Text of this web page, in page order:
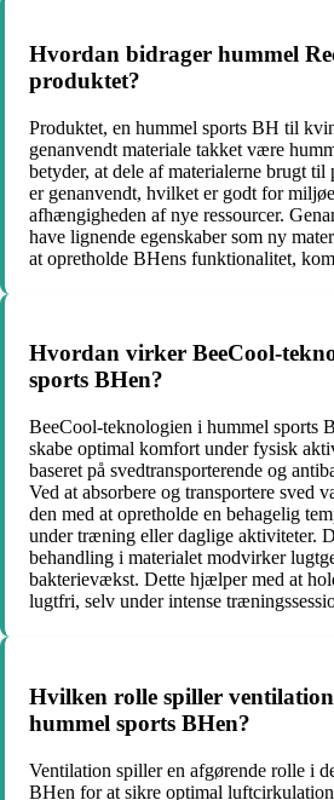
Hvordan bidrager hummel
produktet?
Produktet, en hummel sports BH til
genanvendt materiale takket være
betyder, at dele af materialerne brugt
er genanvendt, hvilket er godt for
afhængigheden af ​​nye ressourcer.
have lignende egenskaber som ny
at opretholde BHens funktionalitet,
Hvordan virker BeeCool-
sports BHen?
BeeCool-teknologien i hummel sports
skabe optimal komfort under fysisk
baseret på svedtransporterende og
Ved at absorbere og transportere sved
den med at opretholde en behagelig
under træning eller daglige aktiviteter.
behandling i materialet modvirker
bakterievækst. Dette hjælper med at
lugtfri, selv under intense
Hvilken rolle spiller
hummel sports BHen?
Ventilation spiller en afgørende rolle i
BHen for at sikre optimal